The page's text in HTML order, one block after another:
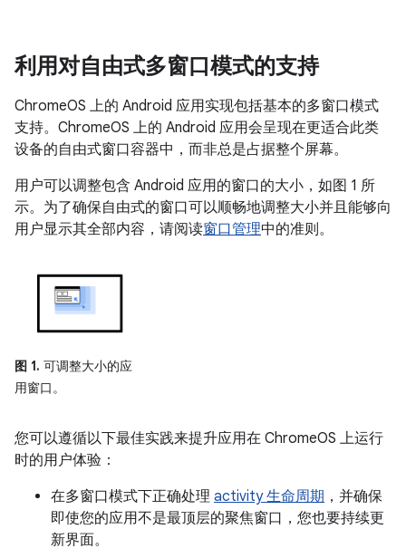
利用对自由式多窗口模式的支持
ChromeOS 上的 Android 应用实现包括基本的多窗口模式
支持。ChromeOS 上的 Android 应用会呈现在更适合此类
设备的自由式窗口容器中，而非总是占据整个屏幕。
用户可以调整包含 Android 应用的窗口的大小，如图 1 所
示。为了确保自由式的窗口可以顺畅地调整大小并且能够向
用户显示其全部内容，请阅读窗口管理中的准则。
图 1. 可调整大小的应
用窗口。
您可以遵循以下最佳实践来提升应用在 ChromeOS 上运行
时的用户体验：
在多窗口模式下正确处理 activity 生命周期 ，并确保
即使您的应用不是最顶层的聚焦窗口，您也要持续更
新界面。